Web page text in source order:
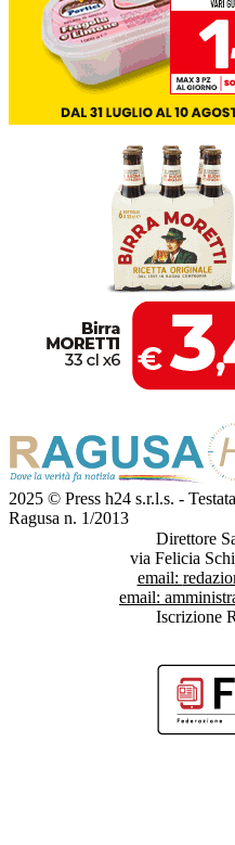
2025 © Press h24 s.r.l.s. -
Ragusa n. 1/2013
Direttore
via Felicia
email:
email:
Iscrizione